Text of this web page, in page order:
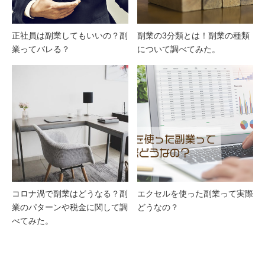
正社員は副業してもいいの？副
業ってバレる？
副業の3分類とは！副業の種類
について調べてみた。
コロナ渦で副業はどうなる？副
業のパターンや税金に関して調
べてみた。
エクセルを使った副業って実際
どうなの？